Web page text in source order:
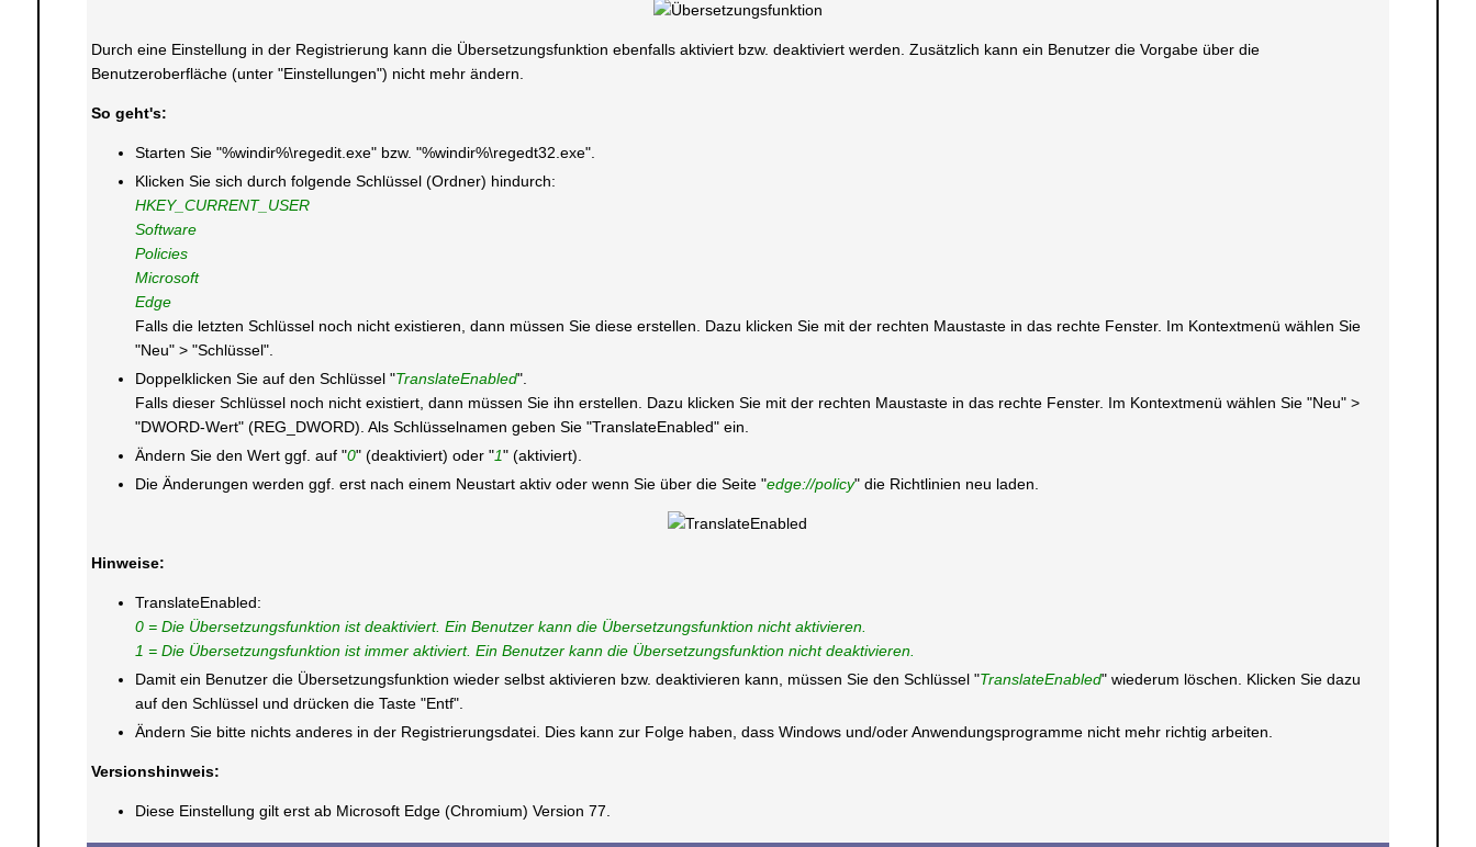
Durch eine Einstellung in der Registrierung kann die Übersetzungsfunktion ebenfalls aktiviert bzw. deaktiviert werden. Zusätzlich kann ein Benutzer die Vorgabe über die
Benutzeroberfläche (unter "Einstellungen") nicht mehr ändern.
So geht's:
Starten Sie "%windir%\regedit.exe" bzw. "%windir%\regedt32.exe".
Klicken Sie sich durch folgende Schlüssel (Ordner) hindurch:
HKEY_CURRENT_USER
Software
Policies
Microsoft
Edge
Falls die letzten Schlüssel noch nicht existieren, dann müssen Sie diese erstellen. Dazu klicken Sie mit der rechten Maustaste in das rechte Fenster. Im Kontextmenü wählen Sie
"Neu" > "Schlüssel".
Doppelklicken Sie auf den Schlüssel "TranslateEnabled".
Falls dieser Schlüssel noch nicht existiert, dann müssen Sie ihn erstellen. Dazu klicken Sie mit der rechten Maustaste in das rechte Fenster. Im Kontextmenü wählen Sie "Neu" >
"DWORD-Wert" (REG_DWORD). Als Schlüsselnamen geben Sie "TranslateEnabled" ein.
Ändern Sie den Wert ggf. auf "0" (deaktiviert) oder "1" (aktiviert).
Die Änderungen werden ggf. erst nach einem Neustart aktiv oder wenn Sie über die Seite "edge://policy" die Richtlinien neu laden.
Hinweise:
TranslateEnabled:
0 = Die Übersetzungsfunktion ist deaktiviert. Ein Benutzer kann die Übersetzungsfunktion nicht aktivieren.
1 = Die Übersetzungsfunktion ist immer aktiviert. Ein Benutzer kann die Übersetzungsfunktion nicht deaktivieren.
Damit ein Benutzer die Übersetzungsfunktion wieder selbst aktivieren bzw. deaktivieren kann, müssen Sie den Schlüssel "TranslateEnabled" wiederum löschen. Klicken Sie dazu
auf den Schlüssel und drücken die Taste "Entf".
Ändern Sie bitte nichts anderes in der Registrierungsdatei. Dies kann zur Folge haben, dass Windows und/oder Anwendungsprogramme nicht mehr richtig arbeiten.
Versionshinweis:
Diese Einstellung gilt erst ab Microsoft Edge (Chromium) Version 77.